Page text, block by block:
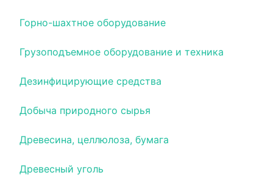
Горно-шахтное оборудование
Грузоподъемное оборудование и техника
Дезинфицирующие средства
Добыча природного сырья
Древесина, целлюлоза, бумага
Древесный уголь